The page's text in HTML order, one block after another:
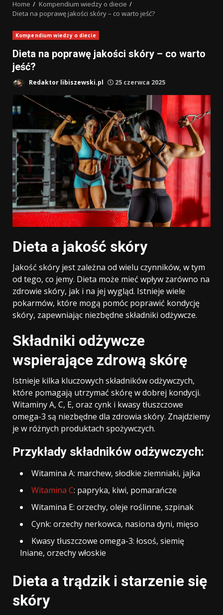
Home
Kompendium wiedzy o diecie
Dieta na poprawę jakości skóry – co warto jeść?
Kompendium wiedzy o diecie
Dieta na poprawę jakości skóry – co warto
jeść?
Redaktor libiszewski.pl 25 czerwca 2025
Dieta a jakość skóry
Jakość skóry jest zależna od wielu czynników, w tym
od tego, co jemy. Dieta może mieć wpływ zarówno na
zdrowie skóry, jak i na jej wygląd. Istnieje wiele
pokarmów, które mogą pomóc poprawić kondycję
skóry, zapewniając niezbędne składniki odżywcze.
Składniki odżywcze
wspierające zdrową skórę
Istnieje kilka kluczowych składników odżywczych,
które pomagają utrzymać skórę w dobrej kondycji.
Witaminy A, C, E, oraz cynk i kwasy tłuszczowe
omega-3 są niezbędne dla zdrowia skóry. Znajdziemy
je w różnych produktach spożywczych.
Przykłady składników odżywczych:
Witamina A: marchew, słodkie ziemniaki, jajka
Witamina C: papryka, kiwi, pomarańcze
Witamina E: orzechy, oleje roślinne, szpinak
Cynk: orzechy nerkowca, nasiona dyni, mięso
Kwasy tłuszczowe omega-3: łosoś, siemię
lniane, orzechy włoskie
Dieta a trądzik i starzenie się
skóry